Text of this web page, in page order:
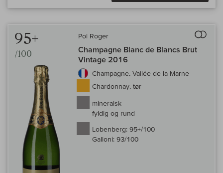
95+
/100
Pol Roger
Champagne Blanc de Blancs Brut
Vintage 2016
Champagne, Vallée de la Marne
Chardonnay, tør
mineralsk
fyldig og rund
Lobenberg: 95+/100
Galloni: 93/100